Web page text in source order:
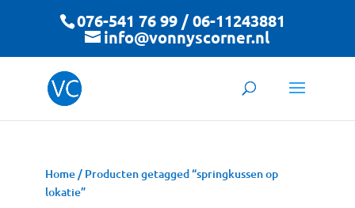
076-541 76 99 / 06-11243881
info@vonnyscorner.nl
Home/ Producten getagged “springkussen op
lokatie”